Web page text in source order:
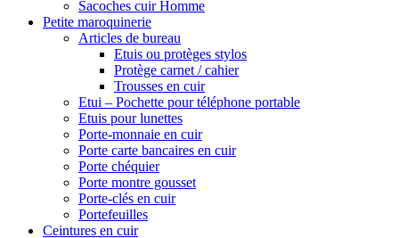
Sacoches cuir Homme
Petite maroquinerie
Articles de bureau
Etuis ou protèges stylos
Protège carnet / cahier
Trousses en cuir
Etui – Pochette pour téléphone portable
Etuis pour lunettes
Porte-monnaie en cuir
Porte carte bancaires en cuir
Porte chéquier
Porte montre gousset
Porte-clés en cuir
Portefeuilles
Ceintures en cuir